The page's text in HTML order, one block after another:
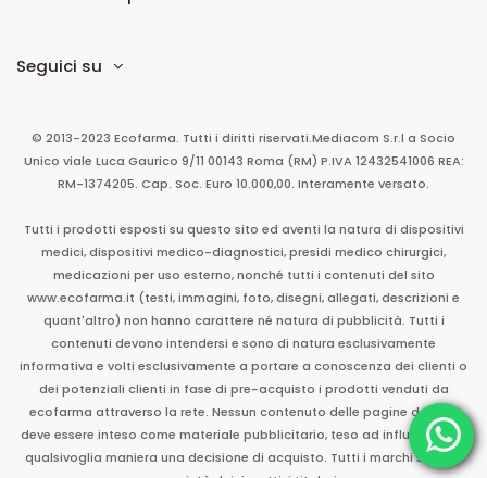
Seguici su
© 2013-2023 Ecofarma. Tutti i diritti riservati.Mediacom S.r.l a Socio
Unico viale Luca Gaurico 9/11 00143 Roma (RM) P.IVA 12432541006 REA:
RM-1374205. Cap. Soc. Euro 10.000,00. Interamente versato.
Tutti i prodotti esposti su questo sito ed aventi la natura di dispositivi
medici, dispositivi medico-diagnostici, presidi medico chirurgici,
medicazioni per uso esterno, nonché tutti i contenuti del sito
www.ecofarma.it (testi, immagini, foto, disegni, allegati, descrizioni e
quant'altro) non hanno carattere né natura di pubblicità. Tutti i
contenuti devono intendersi e sono di natura esclusivamente
informativa e volti esclusivamente a portare a conoscenza dei clienti o
dei potenziali clienti in fase di pre-acquisto i prodotti venduti da
ecofarma attraverso la rete. Nessun contenuto delle pagine del sito
deve essere inteso come materiale pubblicitario, teso ad influenzare in
qualsivoglia maniera una decisione di acquisto. Tutti i marchi sono di